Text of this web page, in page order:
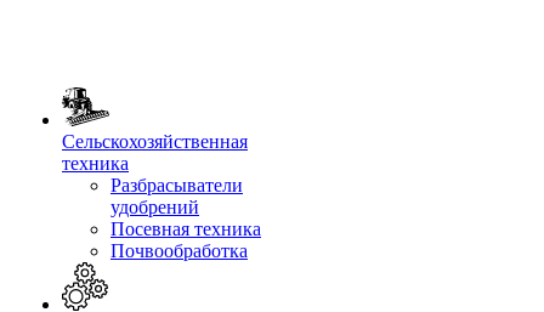
Сельскохозяйственная
техника
Разбрасыватели
удобрений
Посевная техника
Почвообработка